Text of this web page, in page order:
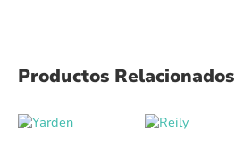
Productos Relacionados